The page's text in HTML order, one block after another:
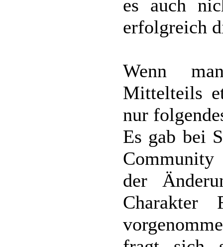
es auch
erfolgreich
Wenn
Mittelteils
nur
Es gab bei
der
Charakter